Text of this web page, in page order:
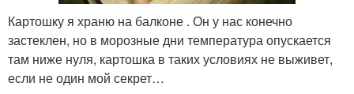
Картошку я храню на балконе . Он у нас конечно
застеклен, но в морозные дни температура опускается
там ниже нуля, картошка в таких условиях не выживет,
если не один мой секрет…